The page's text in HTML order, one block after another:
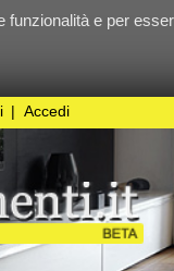
e per essere sicuri che tu
qualunque
Pavimenti in Resina